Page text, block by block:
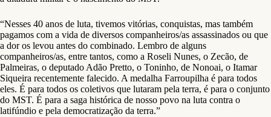
“Nesses 40 anos de luta, tivemos vitórias, conquistas, mas também
pagamos com a vida de diversos companheiros/as assassinados ou que
a dor os levou antes do combinado. Lembro de alguns
companheiros/as, entre tantos, como a Roseli Nunes, o Zecão, de
Palmeiras, o deputado Adão Pretto, o Toninho, de Nonoai, o Itamar
Siqueira recentemente falecido. A medalha Farroupilha é para todos
eles. É para todos os coletivos que lutaram pela terra, é para o conjunto
do MST. É para a saga histórica de nosso povo na luta contra o
latifúndio e pela democratização da terra.”